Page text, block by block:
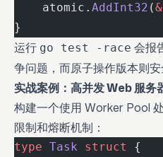
    atomic.
AddInt32 (&
}
运行 go test -race 会报
争问题，而原子操作版本则安
实战案例：高并发 Web 服务
构建一个使用 Worker Pool
限制和熔断机制：
type Task struct
{